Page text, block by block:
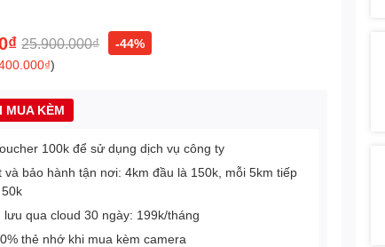
25.900.000₫
-44%
)
MUA KÈM
100k để sử dụng dịch vụ công ty
và bảo hành tận nơi: 4km đầu là 150k, mỗi 5km tiếp
lưu qua cloud 30 ngày: 199k/tháng
thẻ nhớ khi mua kèm camera